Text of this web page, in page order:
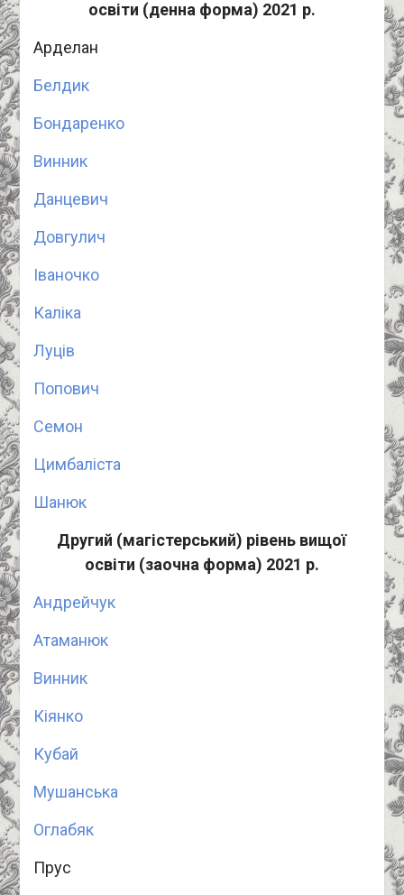
освіти (денна форма) 2021 р.
Арделан
Белдик
Бондаренко
Винник
Данцевич
Довгулич
Іваночко
Каліка
Луців
Попович
Семон
Цимбаліста
Шанюк
Другий (магістерський) рівень вищої
освіти (заочна форма) 2021 р.
Андрейчук
Атаманюк
Винник
Кіянко
Кубай
Мушанська
Оглабяк
Прус